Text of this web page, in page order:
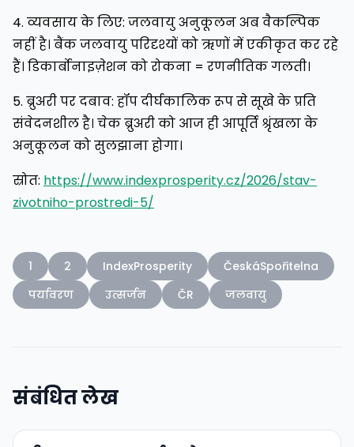
4. व्यवसाय के लिए: जलवायु अनुकूलन अब वैकल्पिक
नहीं है। बैंक जलवायु परिदृश्यों को ऋणों में एकीकृत कर रहे
हैं। डिकार्बोनाइज़ेशन को रोकना = रणनीतिक गलती।
5. ब्रुअरी पर दबाव: हॉप दीर्घकालिक रूप से सूखे के प्रति
संवेदनशील है। चेक ब्रुअरी को आज ही आपूर्ति श्रृंखला के
अनुकूलन को सुलझाना होगा।
स्रोत: https://www.indexprosperity.cz/2026/stav-
zivotniho-prostredi-5/
1 2 IndexProsperity
ČeskáSpořitelna
पर्यावरण
उत्सर्जन ČR जलवायु
संबंधित लेख